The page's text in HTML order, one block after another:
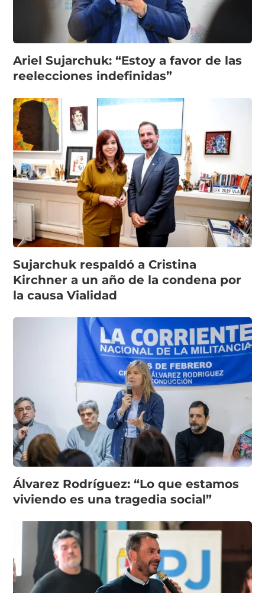
Ariel Sujarchuk: “Estoy a favor de las
reelecciones indefinidas”
Sujarchuk respaldó a Cristina
Kirchner a un año de la condena por
la causa Vialidad
Álvarez Rodríguez: “Lo que estamos
viviendo es una tragedia social”